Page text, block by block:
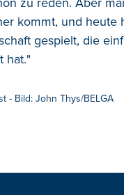
kommt, und heute
gespielt, die
hat."
- Bild: John Thys/BELGA